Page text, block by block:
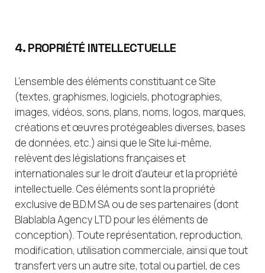
4. PROPRIÉTÉ INTELLECTUELLE
L’ensemble des éléments constituant ce Site
(textes, graphismes, logiciels, photographies,
images, vidéos, sons, plans, noms, logos, marques,
créations et œuvres protégeables diverses, bases
de données, etc.) ainsi que le Site lui-même,
relèvent des législations françaises et
internationales sur le droit d’auteur et la propriété
intellectuelle. Ces éléments sont la propriété
exclusive de B.D.M SA ou de ses partenaires (dont
Blablabla Agency LTD pour les éléments de
conception). Toute représentation, reproduction,
modification, utilisation commerciale, ainsi que tout
transfert vers un autre site, total ou partiel, de ces